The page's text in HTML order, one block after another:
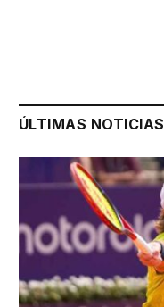
ÚLTIMAS NOTICIAS